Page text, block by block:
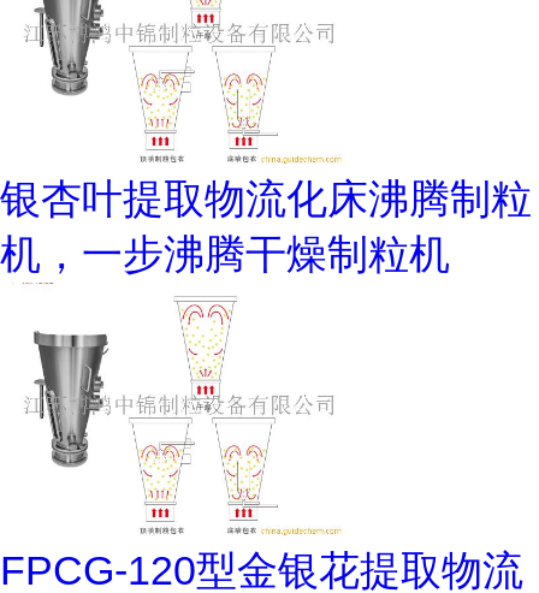
银杏叶提取物流化床沸腾制粒
机，一步沸腾干燥制粒机
FPCG-120型金银花提取物流